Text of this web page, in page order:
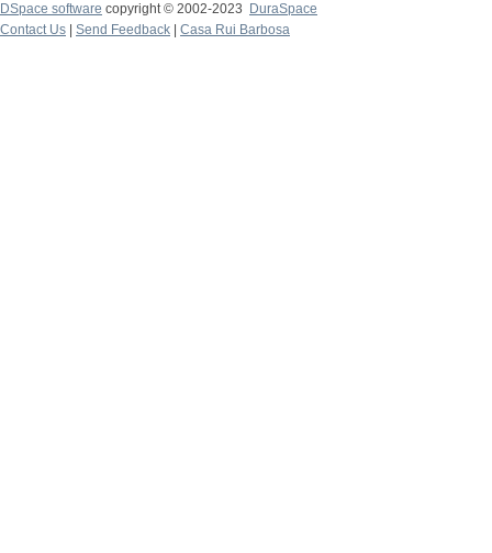
DSpace software copyright © 2002-2023
DuraSpace
Contact Us
Send Feedback Casa Rui Barbosa